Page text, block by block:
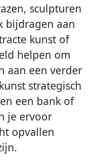
sculpturen
bijdragen aan
kunst of
helpen om
aan een verder
strategisch
een bank of
je ervoor
opvallen